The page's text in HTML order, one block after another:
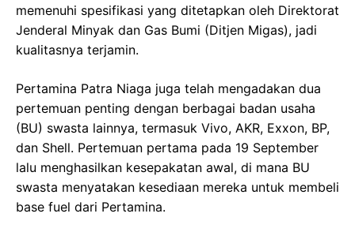
memenuhi spesifikasi yang ditetapkan oleh Direktorat
Jenderal Minyak dan Gas Bumi (Ditjen Migas), jadi
kualitasnya terjamin.
Pertamina Patra Niaga juga telah mengadakan dua
pertemuan penting dengan berbagai badan usaha
(BU) swasta lainnya, termasuk Vivo, AKR, Exxon, BP,
dan Shell. Pertemuan pertama pada 19 September
lalu menghasilkan kesepakatan awal, di mana BU
swasta menyatakan kesediaan mereka untuk membeli
base fuel dari Pertamina.